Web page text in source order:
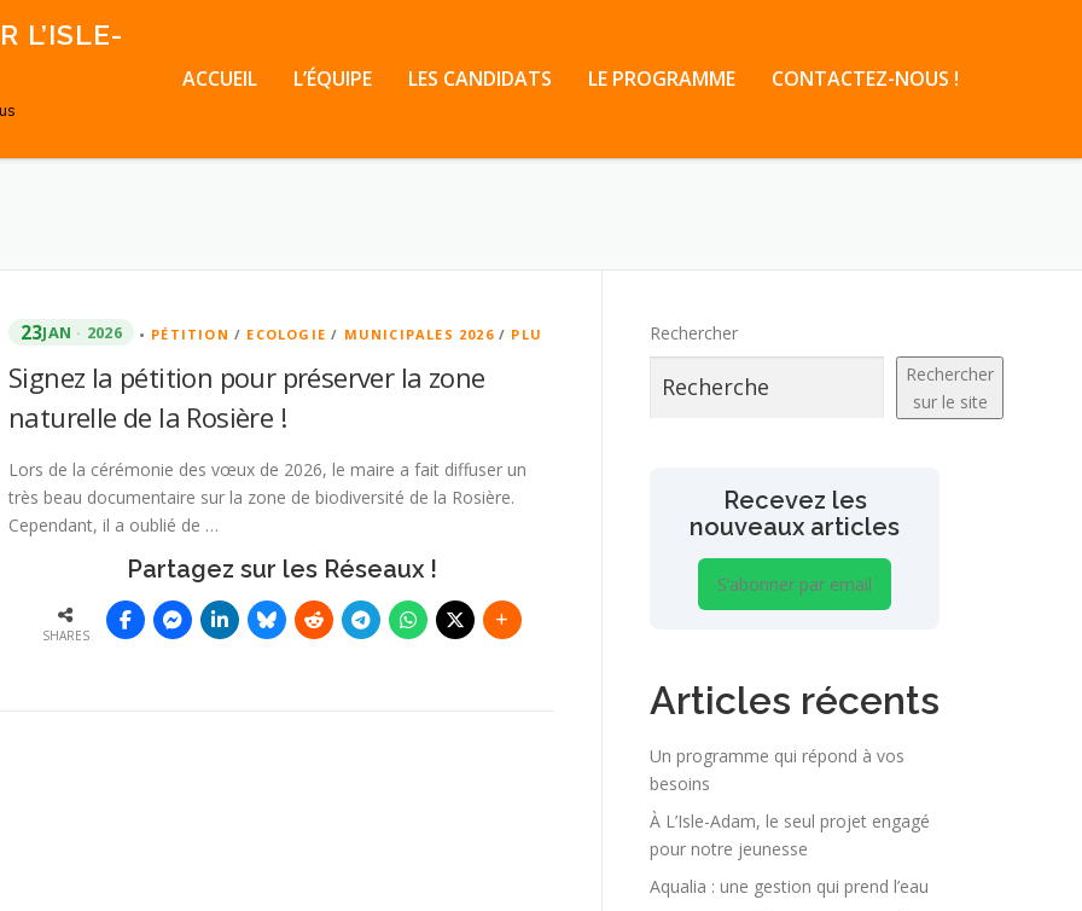
L’ISLE-
ACCUEIL L’ÉQUIPE LES CANDIDATS LE PROGRAMME CONTACTEZ-NOUS !
23JAN 2026 • PÉTITION / ECOLOGIE / MUNICIPALES 2026/ PLU
Signez la pétition pour préserver la zone
naturelle de la Rosière !
Lors de la cérémonie des vœux de 2026, le maire a fait diffuser un
très beau documentaire sur la zone de biodiversité de la Rosière.
Cependant, il a oublié de …
Partagez sur les Réseaux !
SHARES
Rechercher
Rechercher
sur le site
Recevez les
nouveaux articles
S’abonner par email
Articles récents
Un programme qui répond à vos
besoins
À L’Isle-Adam, le seul projet engagé
pour notre jeunesse
Aqualia : une gestion qui prend l’eau